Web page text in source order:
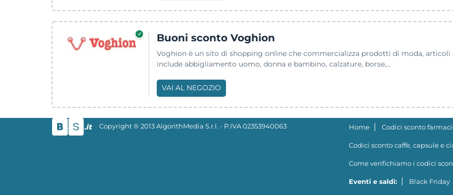
✓ Buoni sconto Voghion
Voghion è un sito di shopping online che commercializza prodotti di moda,
include abbigliamento uomo, donna e bambino, calzature, borse,...
VAI AL NEGOZIO
Copyright ® 2013 AlgorithMedia S.r.l. - P.IVA 02353940063 Home Codici sconto
Codici sconto caffè, capsule e
Come verifichiamo i codici
Eventi e saldi: Black Friday